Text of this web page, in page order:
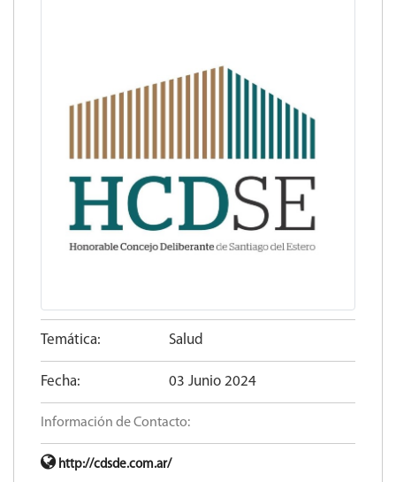
Temática: Salud
Fecha: 03 Junio 2024
Información de Contacto:
http://cdsde.com.ar/